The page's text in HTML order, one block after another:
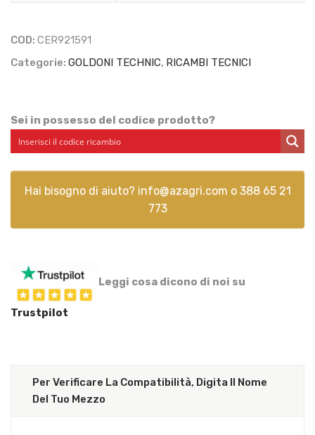
COD: CER921591
Categorie: GOLDONI TECHNIC, RICAMBI TECNICI
Sei in possesso del codice prodotto?
Hai bisogno di aiuto? info@azagri.com o 388 65 21
773
Leggi cosa dicono di noi su
Trustpilot
Per Verificare La Compatibilità, Digita Il Nome
Del Tuo Mezzo